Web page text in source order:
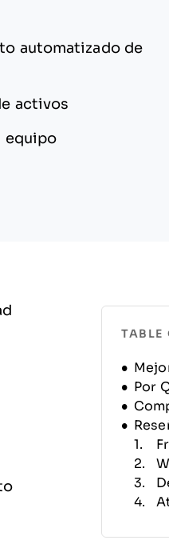
automatizado de
activos
equipo
TABLE
Por